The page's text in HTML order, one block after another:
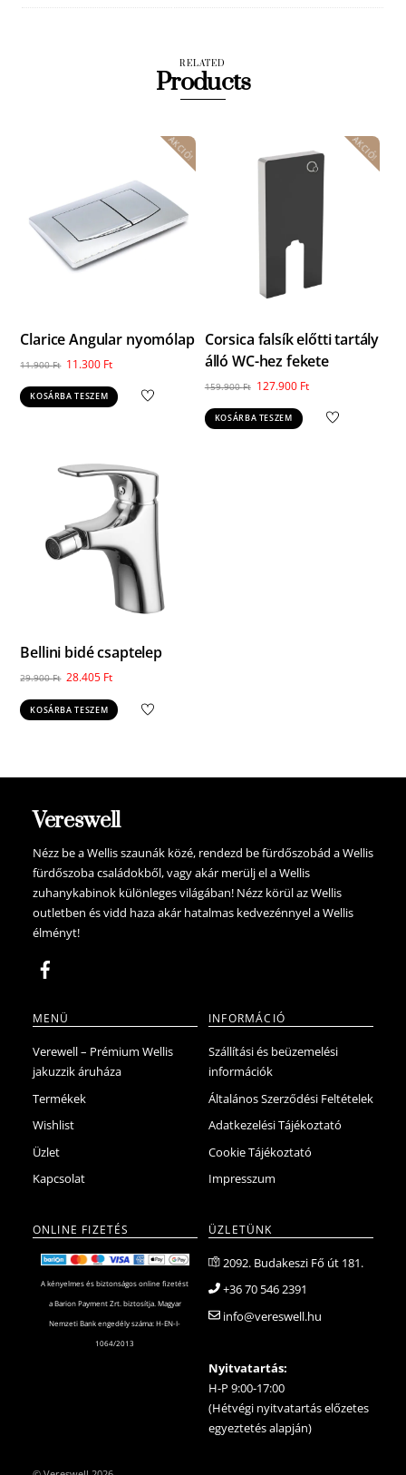
RELATED
Products
AKCIÓ!
Clarice Angular nyomólap
11.900Ft Original
price
was:
11.300 FtCurrent
price
is:
KOSÁRBA TESZEM
AKCIÓ!
Corsica falsík előtti tartály
álló WC-hez fekete
159.900Ft Original
price
was:
127.900 FtCurrent
KOSÁRBA TESZEM
Bellini bidé csaptelep
29.900Ft Original
price
was:
28.405 FtCurrent
price
is:
KOSÁRBA TESZEM
Vereswell
Nézz be a Wellis szaunák közé, rendezd be fürdőszobád a Wellis
fürdőszoba családokből, vagy akár merülj el a Wellis
zuhanykabinok különleges világában! Nézz körül az Wellis
outletben és vidd haza akár hatalmas kedvezénnyel a Wellis
élményt!
MENÜ
Verewell – Prémium Wellis
jakuzzik áruháza
Termékek
Wishlist
Üzlet
Kapcsolat
INFORMÁCIÓ
Szállítási és beüzemelési
információk
Általános Szerződési Feltételek
Adatkezelési Tájékoztató
Cookie Tájékoztató
Impresszum
ONLINE FIZETÉS
A kényelmes és biztonságos online fizetést
a Barion Payment Zrt. biztosítja. Magyar
Nemzeti Bank engedély száma: H-EN-I-
1064/2013
ÜZLETÜNK
2092. Budakeszi Fő út 181.
+36 70 546 2391
info@vereswell.hu
Nyitvatartás:
H-P 9:00-17:00
(Hétvégi nyitvatartás előzetes
egyeztetés alapján)